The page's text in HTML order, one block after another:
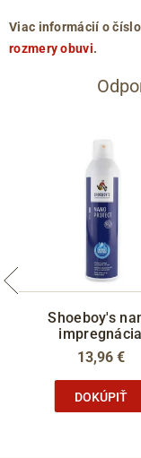
Viac informácií o
rozmery obuvi.
Shoeboy's
impregnácia
13,96 €
DOKÚPIŤ